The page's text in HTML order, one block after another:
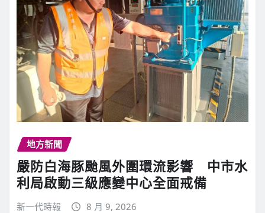
地方新聞
嚴防白海豚颱風外圍環流影響 中市水
利局啟動三級應變中心全面戒備
新一代時報 8 月 9, 2026